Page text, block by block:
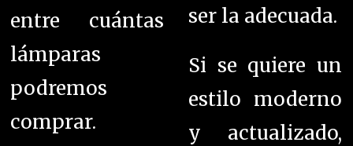
entre cuántas
lámparas
podremos
comprar.
ser la adecuada.
Si se quiere un
estilo moderno
y actualizado,